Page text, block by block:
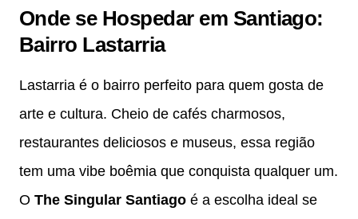
Onde se Hospedar em Santiago:
Bairro Lastarria
Lastarria é o bairro perfeito para quem gosta de
arte e cultura. Cheio de cafés charmosos,
restaurantes deliciosos e museus, essa região
tem uma vibe boêmia que conquista qualquer um.
O The Singular Santiago é a escolha ideal se